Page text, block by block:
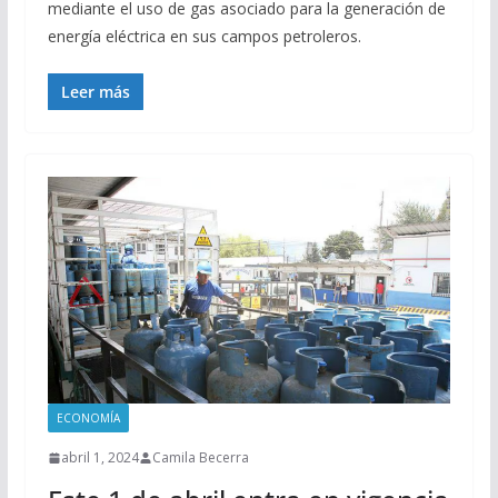
mediante el uso de gas asociado para la generación de
energía eléctrica en sus campos petroleros.
Leer más
ECONOMÍA
abril 1, 2024 Camila Becerra